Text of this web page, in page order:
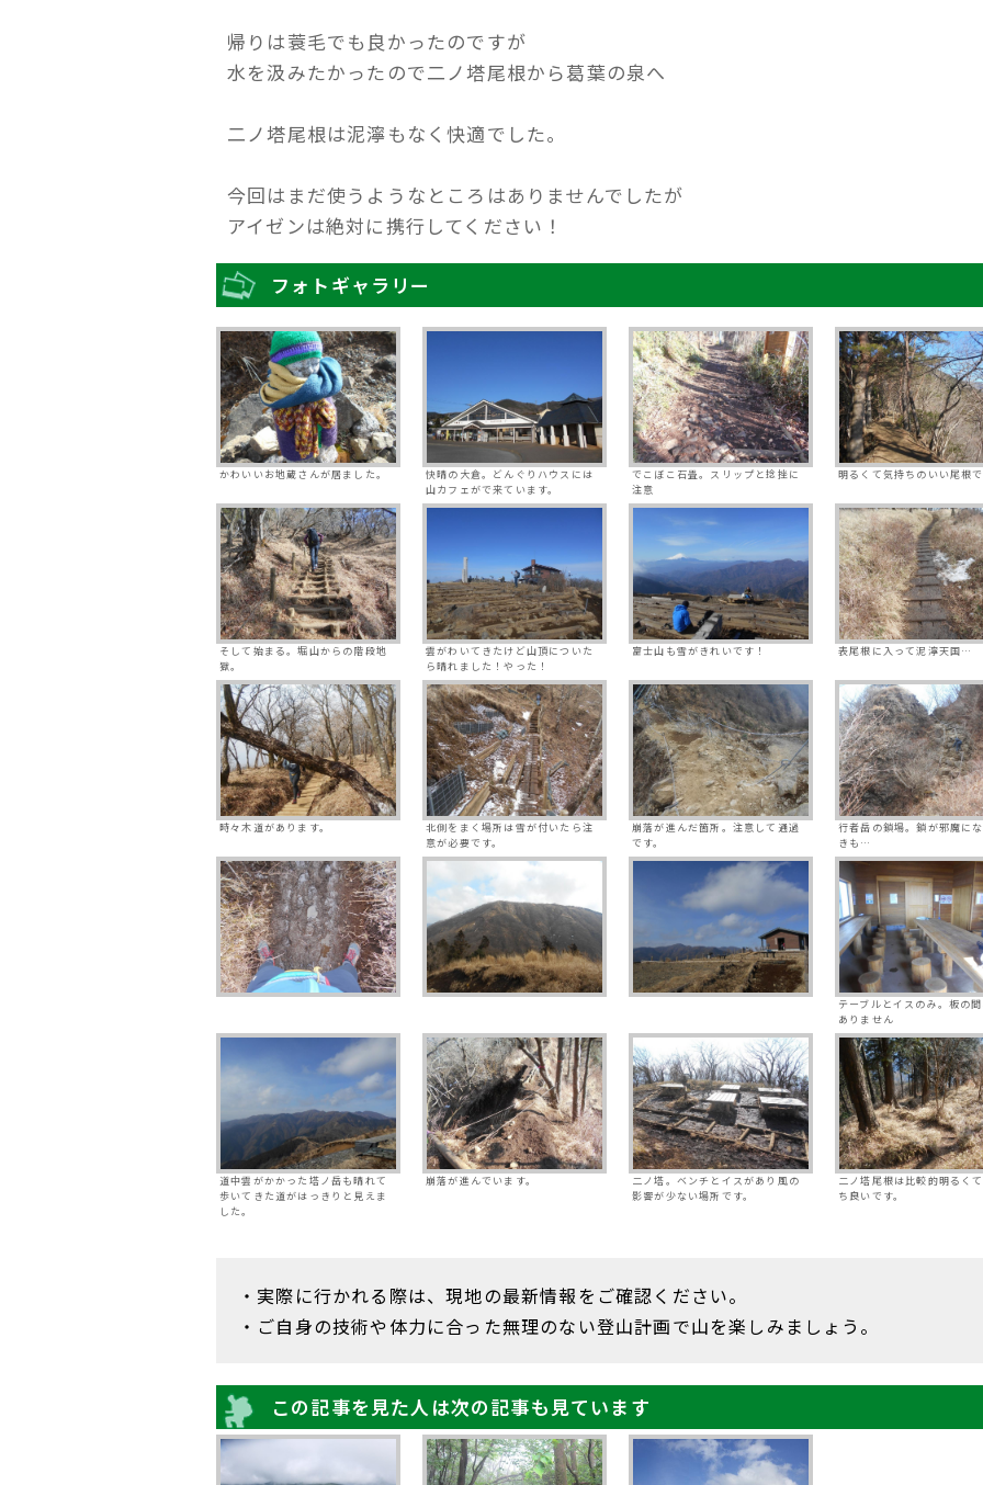
帰りは蓑毛でも良かったのですが
水を汲みたかったので二ノ塔尾根から葛葉の泉へ
二ノ塔尾根は泥濘もなく快適でした。
今回はまだ使うようなところはありませんでしたが
アイゼンは絶対に携行してください！
フォトギャラリー
かわいいお地蔵さんが居ました。
快晴の大倉。どんぐりハウスには
山カフェがで来ています。
でこぼこ石畳。スリップと捻挫に
注意
明るくて気持ちのいい尾根
そして始まる。堀山からの階段地
獄。
雲がわいてきたけど山頂についた
ら晴れました！やった！
富士山も雪がきれいです！ 表尾根に入って泥濘天国…
時々木道があります。
北側をまく場所は雪が付いたら注
意が必要です。
崩落が進んだ箇所。注意して通過
です。
行者岳の鎖場。鎖が邪魔に
きも…
テーブルとイスのみ。板の
ありません
道中雲がかかった塔ノ岳も晴れて
歩いてきた道がはっきりと見えま
した。
崩落が進んでいます。
二ノ塔。ベンチとイスがあり風の
影響が少ない場所です。
二ノ塔尾根は比較的明るく
ち良いです。
・実際に行かれる際は、現地の最新情報をご確認ください。
・ご自身の技術や体力に合った無理のない登山計画で山を楽しみましょう。
この記事を見た人は次の記事も見ています